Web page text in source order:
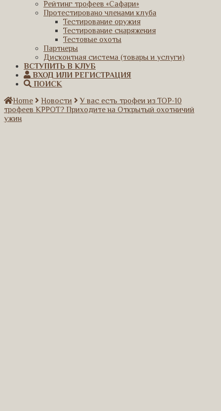
Рейтинг трофеев «Сафари»
Протестировано членами клуба
Тестирование оружия
Тестирование снаряжения
Тестовые охоты
Партнеры
Дисконтная система (товары и услуги)
ВСТУПИТЬ В КЛУБ
ВХОД ИЛИ РЕГИСТРАЦИЯ
ПОИСК
Home
Новости
У вас есть трофеи из ТОР-10
трофеев КРРОТ? Приходите на Открытый охотничий
ужин